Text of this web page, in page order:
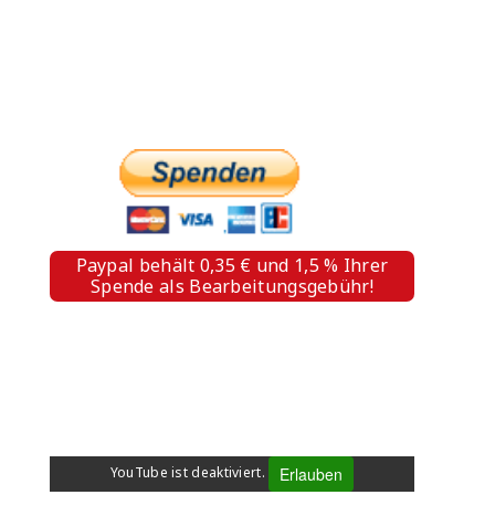
Paypal behält 0,35 € und 1,5 % Ihrer
Spende als Bearbeitungsgebühr!
YouTube ist deaktiviert. Erlauben